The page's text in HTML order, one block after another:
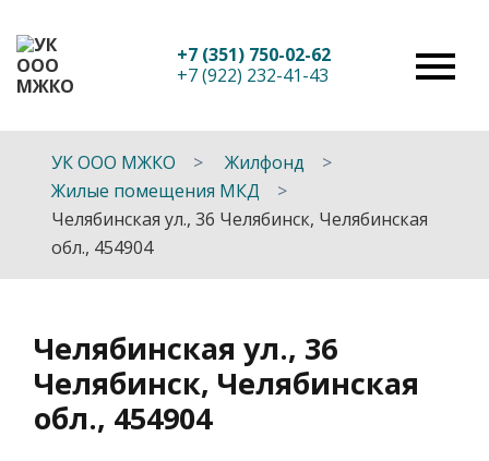
+7 (351) 750-02-62
+7 (922) 232-41-43
УК ООО МЖКО
Жилфонд
Жилые помещения МКД
Челябинская ул., 36 Челябинск, Челябинская
обл., 454904
Челябинская ул., 36
Челябинск, Челябинская
обл., 454904